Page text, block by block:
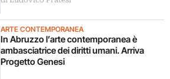
ARTE CONTEMPORANEA
In Abruzzo l’arte contemporanea è
ambasciatrice dei diritti umani. Arriva
Progetto Genesi